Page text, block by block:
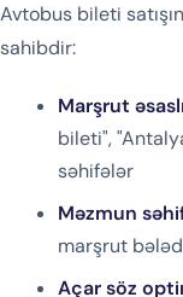
Avtobus bileti
sahibdir:
Marşrut
bileti",
səhifələr
Məzmun
marşrut
Açar söz